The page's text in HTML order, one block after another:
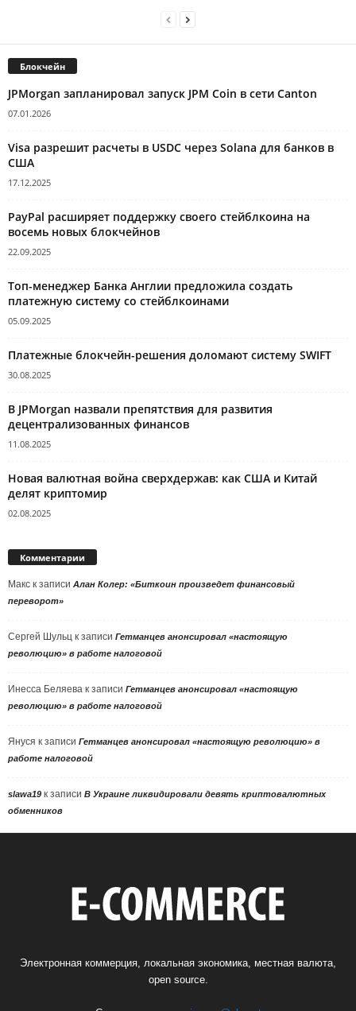
Блокчейн
JPMorgan запланировал запуск JPM Coin в сети Canton
07.01.2026
Visa разрешит расчеты в USDC через Solana для банков в
США
17.12.2025
PayPal расширяет поддержку своего стейблкоина на
восемь новых блокчейнов
22.09.2025
Топ-менеджер Банка Англии предложила создать
платежную систему со стейблкоинами
05.09.2025
Платежные блокчейн-решения доломают систему SWIFT
30.08.2025
В JPMorgan назвали препятствия для развития
децентрализованных финансов
11.08.2025
Новая валютная война сверхдержав: как США и Китай
делят криптомир
02.08.2025
Комментарии
Макс к записи Алан Колер: «Биткоин произведет финансовый
переворот»
Сергей Шульц к записи Гетманцев анонсировал «настоящую
революцию» в работе налоговой
Инесса Беляева к записи Гетманцев анонсировал «настоящую
революцию» в работе налоговой
Януся к записи Гетманцев анонсировал «настоящую революцию» в
работе налоговой
slawa19 к записи В Украине ликвидировали девять криптовалютных
обменников
Электронная коммерция, локальная экономика, местная валюта,
open source.